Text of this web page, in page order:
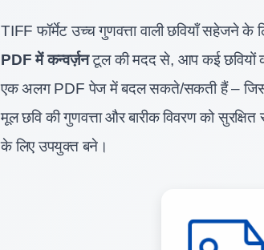
TIFF फॉर्मेट उच्च गुणवत्ता वाली छवियाँ सहेजने
PDF में कन्वर्ज़नटूल की मदद से, आप कई छवियों
एक अलग PDF पेज में बदल सकते/सकती हैं –
मूल छवि की गुणवत्ता और बारीक विवरण को
के लिए उपयुक्त बने।